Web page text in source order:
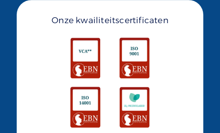
Onze kwailiteitscertificaten